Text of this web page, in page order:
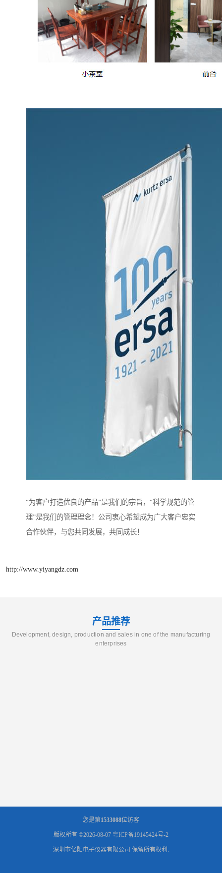
“为客户打造优良的产品”是我们的宗旨，“科学规范的管
理”是我们的管理理念！公司衷心希望成为广大客户忠实
合作伙伴，与您共同发展，共同成长！
http://www.yiyangdz.com
产品推荐
Development, design, production and sales in one of the manufacturing
enterprises
您是第1533088位访客
版权所有 ©2026-08-07 粤ICP备19145424号-2
深圳市亿阳电子仪器有限公司 保留所有权利.